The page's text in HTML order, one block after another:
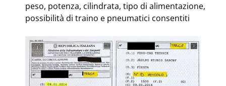
peso, potenza, cilindrata, tipo di alimentazione,
possibilità di traino e pneumatici consentiti